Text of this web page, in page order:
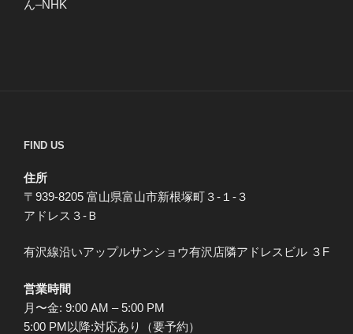
ん–NHK
FIND US
住所
〒939-8205 富山県富山市新根塚町３-１-３
アドレス３-Ｂ
有沢線沿いアップルサンショウ有沢店隣アドレスビル ３F
営業時間
月〜金: 9:00 AM – 5:00 PM
5:00 PM以降:対応あり（要予約）